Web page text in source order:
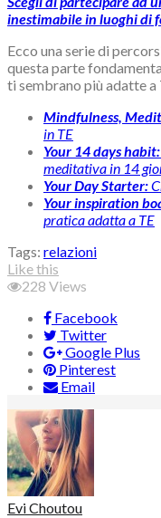
inestimabile in luoghi di
Ecco una serie di
questa parte
ti sembrano più adatte a
Mindfulness,
in TE
Your 14 days habit:
meditativa in 14
Your Day Starter:
Your inspiration
pratica adatta a TE
Tags: relazioni
Like this
228 Views
Facebook
Twitter
Google Plus
Pinterest
Email
Evi Choutou